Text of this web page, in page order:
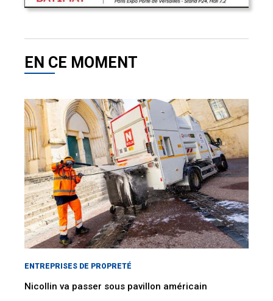
EN CE MOMENT
ENTREPRISES DE PROPRETÉ
Nicollin va passer sous pavillon américain